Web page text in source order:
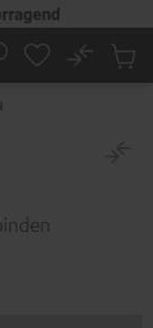
No